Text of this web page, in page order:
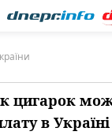
цигарок
в Україні